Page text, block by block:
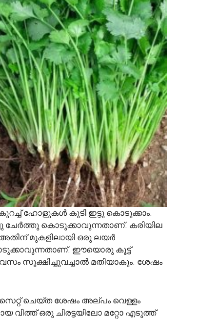
കുറച്ച് ഹോളുകൾ കൂടി ഇട്ടു കൊടുക്കാം.
ചേർത്തു കൊടുക്കാവുന്നതാണ്. കരിയില
അതിന് മുകളിലായി ഒരു ലയർ
ഈയൊരു കൂട്ട്
സൂക്ഷിച്ചുവച്ചാൽ മതിയാകും. ശേഷം
ചെയ്ത ശേഷം അല്പം വെള്ളം
ഒരു ചിരട്ടയിലോ മറ്റോ എടുത്ത്